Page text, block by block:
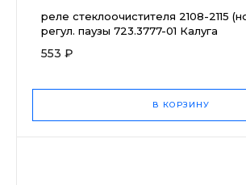
реле стеклоочистителя 2108-2115
регул. паузы 723.3777-01 Калуга
553 ₽
В КОРЗИНУ